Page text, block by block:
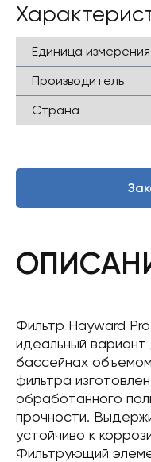
Единица измерения
Производитель
Страна
Фильтр Hayward
идеальный вариант
бассейнах
фильтра
обработанного
прочности.
устойчиво к
Фильтрующий